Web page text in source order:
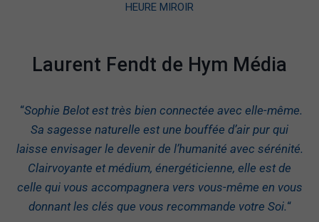
HEURE MIROIR
Laurent Fendt de Hym Média
“Sophie Belot est très bien connectée avec elle-même.
Sa sagesse naturelle est une bouffée d’air pur qui
laisse envisager le devenir de l’humanité avec sérénité.
Clairvoyante et médium, énergéticienne, elle est de
celle qui vous accompagnera vers vous-même en vous
donnant les clés que vous recommande votre Soi.“